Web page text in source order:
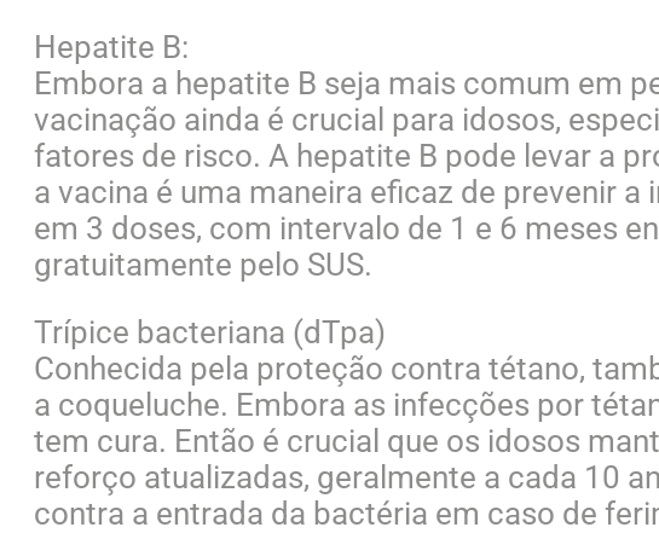
Hepatite B:
Embora a hepatite B seja mais comum em
vacinação ainda é crucial para idosos,
fatores de risco. A hepatite B pode levar a
a vacina é uma maneira eficaz de prevenir
em 3 doses, com intervalo de 1 e 6 meses
gratuitamente pelo SUS.
Trípice bacteriana (dTpa)
Conhecida pela proteção contra tétano,
a coqueluche. Embora as infecções por
tem cura. Então é crucial que os idosos
reforço atualizadas, geralmente a cada 10
contra a entrada da bactéria em caso de